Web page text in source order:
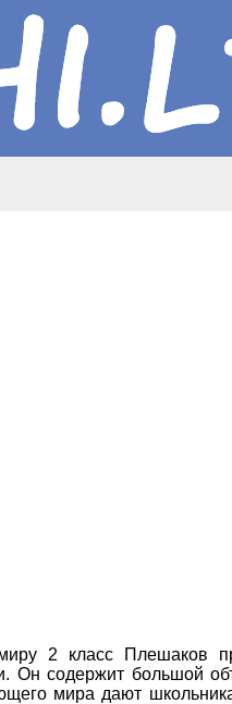
2 класс Плешаков
Он содержит большой
мира дают